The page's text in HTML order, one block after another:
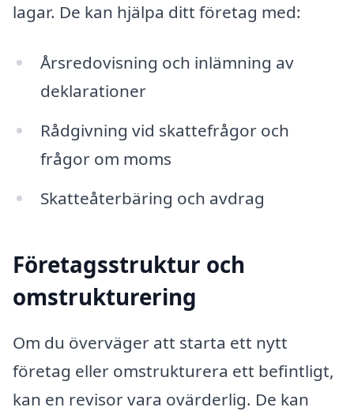
lagar. De kan hjälpa ditt företag med:
Årsredovisning och inlämning av
deklarationer
Rådgivning vid skattefrågor och
frågor om moms
Skatteåterbäring och avdrag
Företagsstruktur och
omstrukturering
Om du överväger att starta ett nytt
företag eller omstrukturera ett befintligt,
kan en revisor vara ovärderlig. De kan